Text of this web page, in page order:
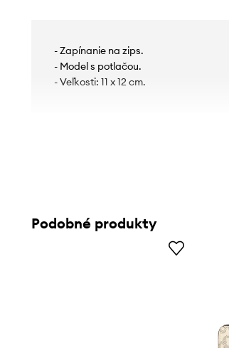
- Zapínanie na zips.
- Model s potlačou.
- Veľkosti: 11 x 12 cm.
Podobné produkty